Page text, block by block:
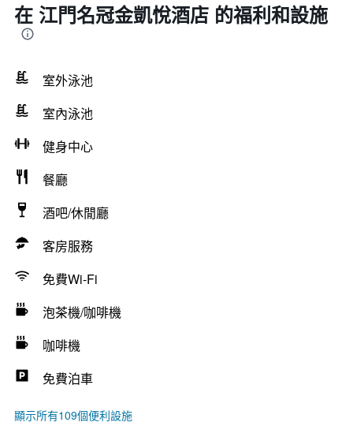
在 江門名冠金凱悅酒店 的福利和設施
室外泳池
室內泳池
健身中心
餐廳
酒吧/休閒廳
客房服務
免費Wi-Fi
泡茶機/咖啡機
咖啡機
免費泊車
顯示所有109個便利設施